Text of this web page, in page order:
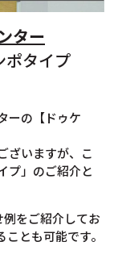
ター
ポタイプ
ーの【ドゥケ
ざいますが、こ
プ」のご紹介と
をご紹介してお
とも可能です。